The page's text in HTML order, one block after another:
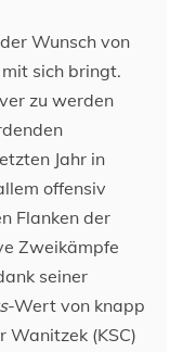
Wunsch von
sich bringt.
zu werden
Jahr in
offensiv
Flanken der
Zweikämpfe
seiner
-Wert von knapp
(KSC)